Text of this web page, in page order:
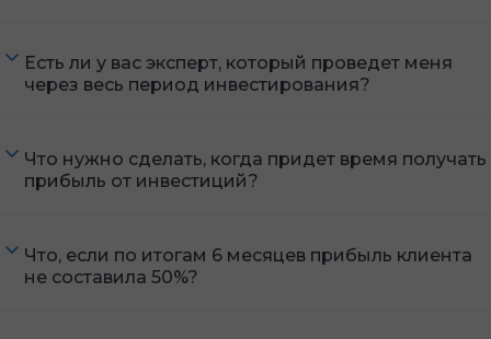
Есть ли у вас эксперт, который проведет меня
через весь период инвестирования?
Что нужно сделать, когда придет время получать
прибыль от инвестиций?
Что, если по итогам 6 месяцев прибыль клиента
не составила 50%?